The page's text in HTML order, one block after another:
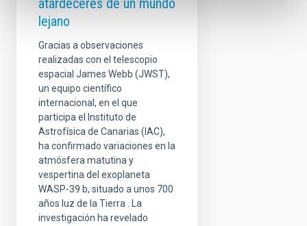
atardeceres de un mundo
lejano
Gracias a observaciones
realizadas con el telescopio
espacial James Webb (JWST),
un equipo científico
internacional, en el que
participa el Instituto de
Astrofísica de Canarias (IAC),
ha confirmado variaciones en la
atmósfera matutina y
vespertina del exoplaneta
WASP-39 b, situado a unos 700
años luz de la Tierra . La
investigación ha revelado